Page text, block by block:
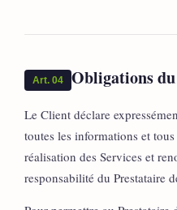
Art. 04 Obligations
Le Client déclare
toutes les informations et
réalisation des Services et
responsabilité du Prestataire